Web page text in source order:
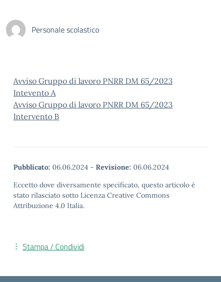
Personale scolastico
Avviso Gruppo di lavoro PNRR DM 65/2023
Intevento A
Avviso Gruppo di lavoro PNRR DM 65/2023
Intervento B
Pubblicato: 06.06.2024 - Revisione: 06.06.2024
Eccetto dove diversamente specificato, questo articolo è
stato rilasciato sotto Licenza Creative Commons
Attribuzione 4.0 Italia.
Stampa / Condividi